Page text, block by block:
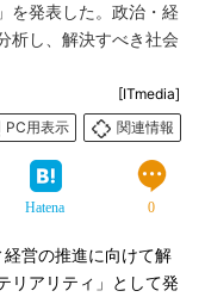
を発表した。政治・経
析し、解決すべき社会
[ITmedia]
PC用表示
関連情報
Hatena 0
営の推進に向けて解
リアリティ」として発